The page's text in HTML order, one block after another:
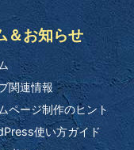
＆お知らせ
関連情報
ページ制作のヒント
使い方ガイド